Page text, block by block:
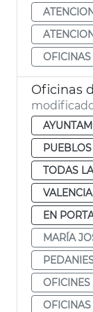
TODAS
VALENCIA
EN
MARÍA